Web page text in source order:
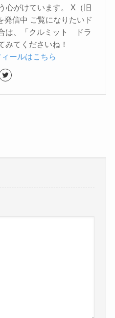
心がけています。 X（旧
発信中 ご覧になりたいド
は、「クルミット ドラ
みてくださいね！
ールはこちら